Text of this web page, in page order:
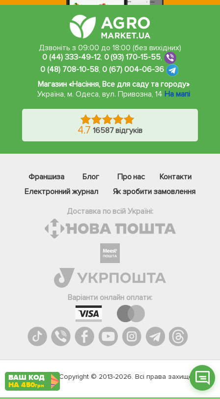
Дзвоніть з 09:00 до 18:00 (без вихідних)
0 (44) 333-49-12, 0 (93) 170-15-55,
0 (48) 708-10-58, 0 (67) 004-06-36
Магазин «Насіння, Все для саду та городу»
Україна, м. Одеса,вул. Привозна, 14 На мапі
4.7 16587 відгуків
Франшиза Блог Про нас
Контакти
Електронний журнал
Як зробити замовлення
Доставка по всій Україні:
Варіанти онлайн оплати:
Agromarket.Copyright © 2013-2026. Всі права захищені
Телеграм
Вайбер
Онлайн чат
ВАШ КОД
НА 450грн